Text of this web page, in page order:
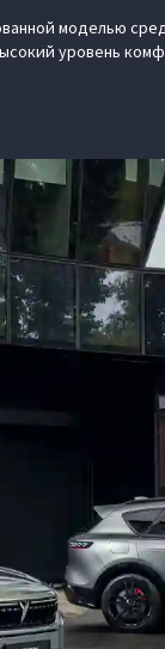
моделью
уровень